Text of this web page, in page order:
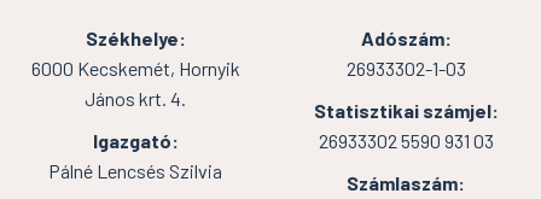
Székhelye:
6000 Kecskemét, Hornyik
János krt. 4.
Igazgató:
Pálné Lencsés Szilvia
Adószám:
26933302-1-03
Statisztikai számjel:
26933302 5590 931 03
Számlaszám: